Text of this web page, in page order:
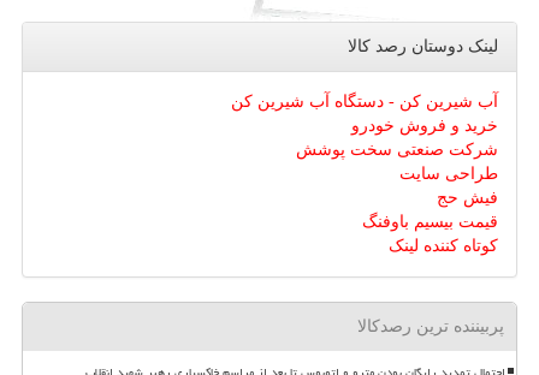
لینک دوستان رصد كالا
آب شیرین کن - دستگاه آب شیرین کن
خرید و فروش خودرو
شرکت صنعتی سخت پوشش
طراحی سایت
فیش حج
قیمت بیسیم باوفنگ
کوتاه کننده لینک
پربیننده ترین رصدکالا